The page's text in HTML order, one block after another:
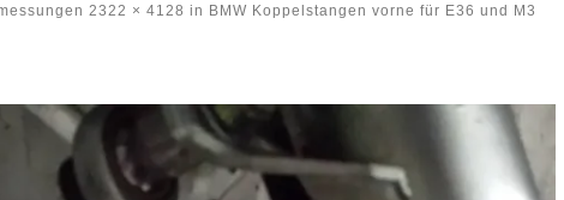
2322 × 4128 in BMW Koppelstangen vorne für E36 und M3